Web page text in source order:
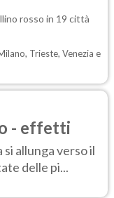
rosso in 19 città
Trieste, Venezia e
- effetti
allunga verso il
delle pi...